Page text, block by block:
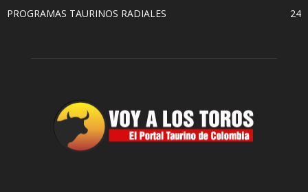
PROGRAMAS TAURINOS RADIALES
24